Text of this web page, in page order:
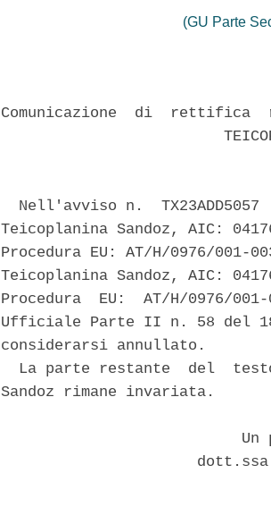
(GU Parte
Comunicazione  di
Nell'avviso n.  TX23ADD5057
Teicoplanina Sandoz, AIC:
Procedura EU: AT/H/0976/
Teicoplanina Sandoz, AIC:
Procedura  EU:  AT/H/0976/
Ufficiale Parte II n. 58 del
considerarsi annullato.
La parte restante  del
Sandoz rimane invariata.
Un